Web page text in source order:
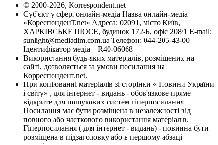
© 2000-2026, Korrespondent.net
Суб'єкт у сфері онлайн-медіа Назва онлайн-медіа –
«КореспонденТ.net» Адреса: 02091, місто Київ,
ХАРКІВСЬКЕ ШОСЕ, будинок 172-Б, офіс 208/1 E-mail:
sunlight@mediadim.com.ua Телефон: 044-205-43-00
Ідентифікатор медіа – R40-06068
Використання будь-яких матеріалів, розміщених на
сайті, дозволяється за умови посилання на
Корреспондент.net.
При копіюванні матеріалів зі сторінки « Новини України
і світу» , для інтернет - видань - обов'язкове пряме
відкрите для пошукових систем гіперпосилання .
Посилання має бути розміщена в незалежності від
повного або часткового використання матеріалів.
Гіперпосилання ( для інтернет - видань) - повинна бути
розміщена в підзаголовку або в першому абзаці